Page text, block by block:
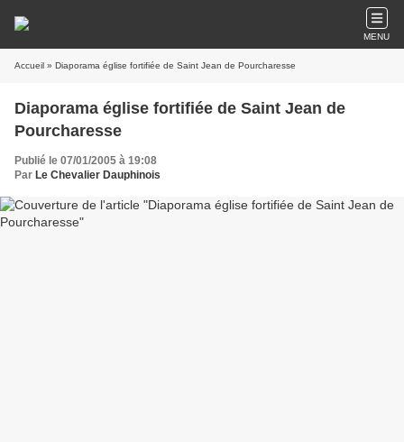
MENU
Accueil » Diaporama église fortifiée de Saint Jean de Pourcharesse
Diaporama église fortifiée de Saint Jean de
Pourcharesse
Publié le 07/01/2005 à 19:08
Par Le Chevalier Dauphinois